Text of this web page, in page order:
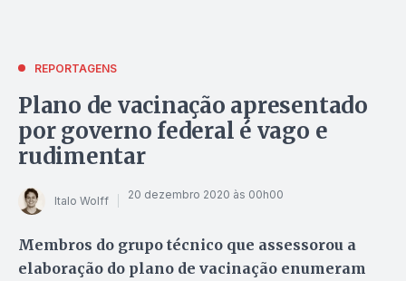
REPORTAGENS
Plano de vacinação apresentado
por governo federal é vago e
rudimentar
Italo Wolff 20 dezembro 2020 às 00h00
Membros do grupo técnico que assessorou a
elaboração do plano de vacinação enumeram